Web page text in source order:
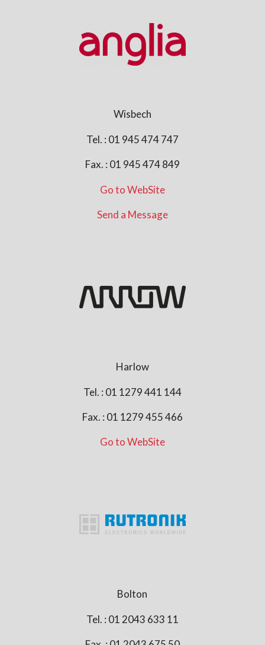
Wisbech
Tel. : 01 945 474 747
Fax. : 01 945 474 849
Go to WebSite
Send a Message
Harlow
Tel. : 01 1279 441 144
Fax. : 01 1279 455 466
Go to WebSite
Bolton
Tel. : 01 2043 633 11